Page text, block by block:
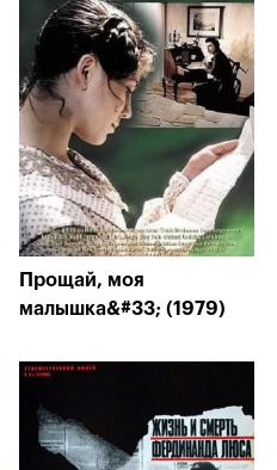
Прощай, моя
малышка&#33; (1979)